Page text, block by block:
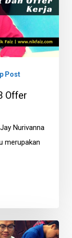
Post
Offer
Nurivanna
merupakan